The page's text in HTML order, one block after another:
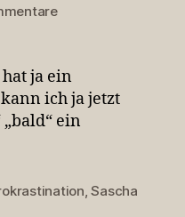
zu
hat
j…
ja ein
ich ja jetzt
ein
,Sascha